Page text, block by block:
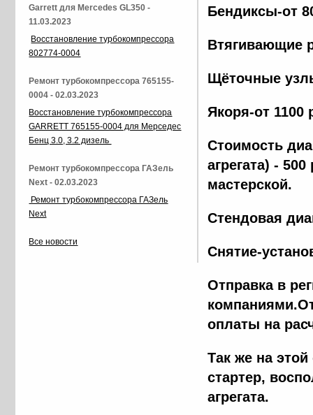
Бендиксы-от
Втягивающие
Щёточные
Якоря-от 1100
Стоимость
агрегата) -
мастерской.
Стендовая
Снятие-
Отправка в
оплаты на
Так же на
стартер,
агрегата.
Garrett для Mercedes GL350 -
11.03.2023
Восстановление турбокомпрессора
802774-0004
Ремонт турбокомпрессора 765155-
0004 - 02.03.2023
Восстановление турбокомпрессора
GARRETT 765155-0004 для Мерседес
Бенц 3.0, 3.2 дизель
Ремонт турбокомпрессора ГАЗель
Next - 02.03.2023
Ремонт турбокомпрессора ГАЗель
Next
Все новости